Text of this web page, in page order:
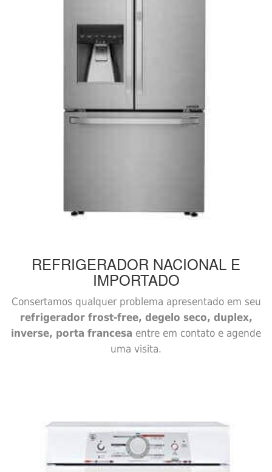
REFRIGERADOR NACIONAL E
IMPORTADO
Consertamos qualquer problema apresentado em seu
refrigerador frost-free, degelo seco, duplex,
inverse, porta francesa entre em contato e agende
uma visita.